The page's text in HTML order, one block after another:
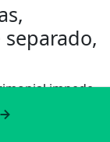
impede
com o